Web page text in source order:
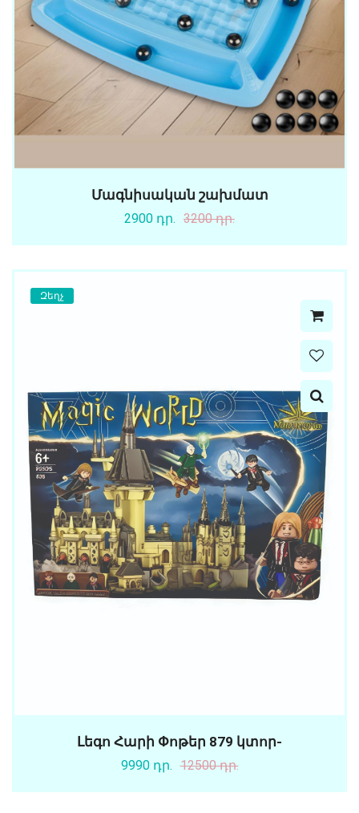
Մագնիսական շախմատ
2900 դր. 3200 դր.
Զեղչ
Լեգո Հարի Փոթեր 879 կտոր-
9990 դր. 12500 դր.